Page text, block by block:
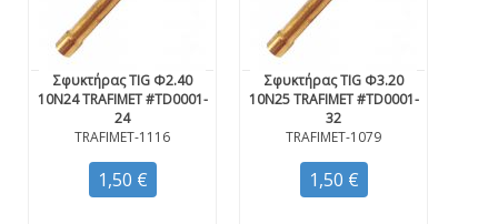
Σφυκτήρας TIG Φ2.40
10N24 TRAFIMET #TD0001-
24
TRAFIMET-1116
1,50 €
Σφυκτήρας TIG Φ3.20
10N25 TRAFIMET #TD0001-
32
TRAFIMET-1079
1,50 €